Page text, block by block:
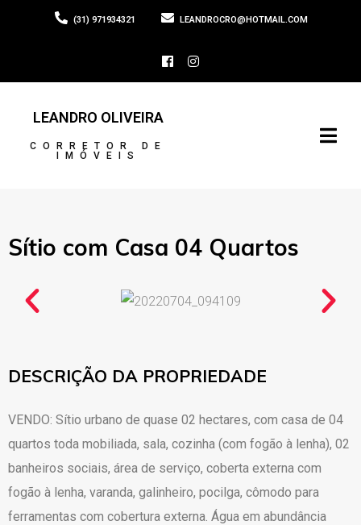
(31) 971934321 LEANDROCRO@HOTMAIL.COM
LEANDRO OLIVEIRA
CORRETOR DE
IMÓVEIS
Sítio com Casa 04 Quartos
DESCRIÇÃO DA PROPRIEDADE
VENDO: Sítio urbano de quase 02 hectares, com casa de 04
quartos toda mobiliada, sala, cozinha (com fogão à lenha), 02
banheiros sociais, área de serviço, coberta externa com
fogão à lenha, varanda, galinheiro, pocilga, cômodo para
ferramentas com cobertura externa. Água em abundância